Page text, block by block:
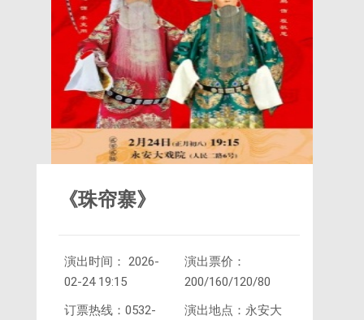
《珠帘寨》
演出时间： 2026-
02-24 19:15
订票热线：0532-
演出票价：
200/160/120/80
演出地点：永安大